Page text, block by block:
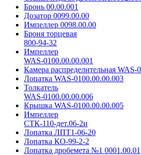
Бронь 00.00.001
Дозатор 0099.00.00
Импеллер 0098.00.00
Броня торцевая
800-94-32
Импеллер
WAS-0100.00.00.001
Камера распределительная WAS-
Лопатка WAS-0100.00.00.003
Толкатель
WAS-0100.00.00.006
Крышка WAS-0100.00.00.005
Импеллер
СТК-110-дет.06-2и
Лопатка ЛПТ1-06-20
Лопатка КО-99-2-2
Лопатка дробемета №1 0001.00.01